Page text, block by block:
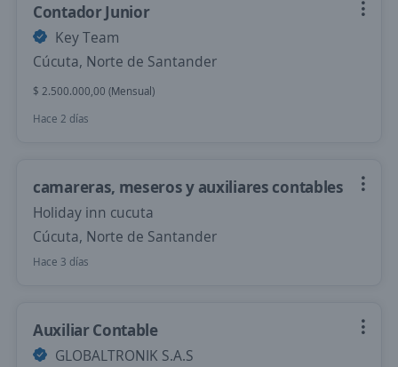
Contador Junior
Key Team
Cúcuta, Norte de Santander
$ 2.500.000,00 (Mensual)
Hace 2 días
camareras, meseros y auxiliares contables
Holiday inn cucuta
Cúcuta, Norte de Santander
Hace 3 días
Auxiliar Contable
GLOBALTRONIK S.A.S